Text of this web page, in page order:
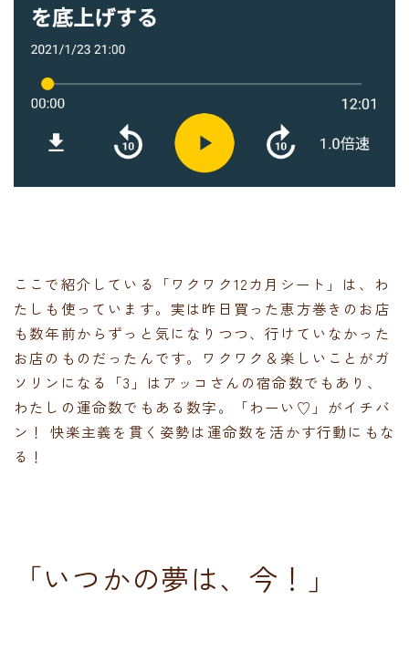
ここで紹介している「ワクワク12カ月シート」は、わ
たしも使っています。実は昨日買った恵方巻きのお店
も数年前からずっと気になりつつ、行けていなかった
お店のものだったんです。ワクワク＆楽しいことがガ
ソリンになる「3」はアッコさんの宿命数でもあり、
わたしの運命数でもある数字。「わーい♡」がイチバ
ン！ 快楽主義を貫く姿勢は運命数を活かす行動にもな
る！
「いつかの夢は、今！」